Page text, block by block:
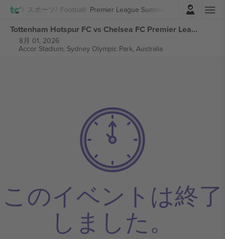
スポーツ Football Premier League Summer Series
ログイン
Tottenham Hotspur FC vs Chelsea FC Premier League Summer Series チケット
8月 01, 2026
Accor Stadium, Sydney Olympic Park, Australia
このイベントは終了
しました。